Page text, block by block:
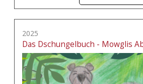
2025
Das Dschungelbuch - Mowglis